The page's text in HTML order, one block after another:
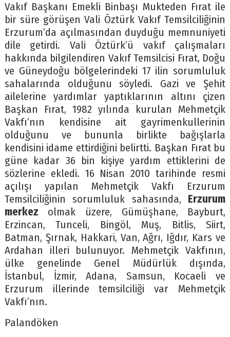
Vakıf Başkanı Emekli Binbaşı Mukteden Fırat ile
bir süre görüşen Vali Öztürk Vakıf Temsilciliğinin
Erzurum’da açılmasından duyduğu memnuniyeti
dile getirdi. Vali Öztürk’ü vakıf çalışmaları
hakkında bilgilendiren Vakıf Temsilcisi Fırat, Doğu
ve Güneydoğu bölgelerindeki 17 ilin sorumluluk
sahalarında olduğunu söyledi. Gazi ve Şehit
ailelerine yardımlar yaptıklarının altını çizen
Başkan Fırat, 1982 yılında kurulan Mehmetçik
Vakfı’nın kendisine ait gayrimenkullerinin
olduğunu ve bununla birlikte bağışlarla
kendisini idame ettirdiğini belirtti. Başkan Fırat bu
güne kadar 36 bin kişiye yardım ettiklerini de
sözlerine ekledi. 16 Nisan 2010 tarihinde resmi
açılışı yapılan Mehmetçik Vakfı Erzurum
Temsilciliğinin sorumluluk sahasında, Erzurum
merkez olmak üzere, Gümüşhane, Bayburt,
Erzincan, Tunceli, Bingöl, Muş, Bitlis, Siirt,
Batman, Şırnak, Hakkari, Van, Ağrı, Iğdır, Kars ve
Ardahan illeri bulunuyor. Mehmetçik Vakfının,
ülke genelinde Genel Müdürlük dışında,
İstanbul, İzmir, Adana, Samsun, Kocaeli ve
Erzurum illerinde temsilciliği var Mehmetçik
Vakfı’nın.
Palandöken